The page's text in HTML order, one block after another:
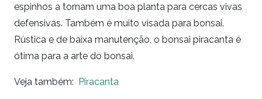
espinhos a tornam uma boa planta para cercas vivas
defensivas. Também é muito visada para bonsai.
Rústica e de baixa manutenção, o bonsai piracanta é
ótima para a arte do bonsai.
Veja também: Piracanta